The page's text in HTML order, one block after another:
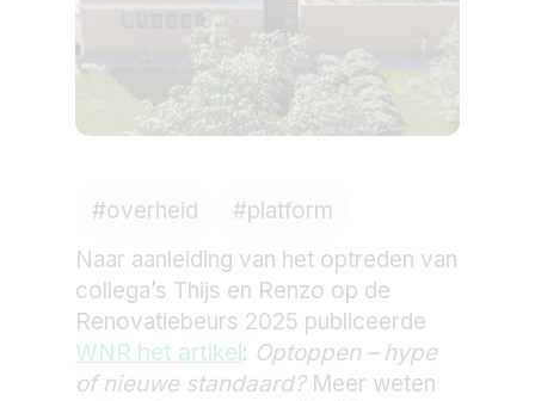
#overheid #platform
Naar aanleiding van het optreden van
collega’s Thijs en Renzo op de
Renovatiebeurs 2025 publiceerde
WNR het artikel: Optoppen – hype
of nieuwe standaard?Meer weten